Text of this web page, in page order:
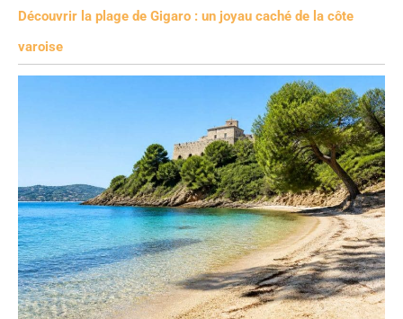
Découvrir la plage de Gigaro : un joyau caché de la côte
varoise